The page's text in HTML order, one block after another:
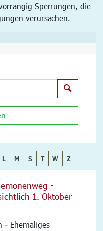
Sperrungen, die
verursachen.
L M S T W Z
-
1. Oktober
- Ehemaliges